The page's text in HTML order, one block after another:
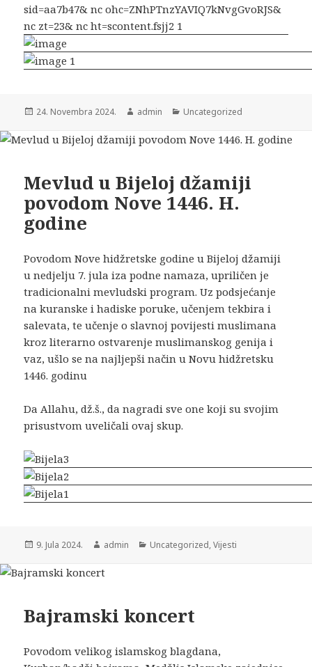
24. Novembra 2024. admin Uncategorized
Mevlud u Bijeloj džamiji
povodom Nove 1446. H.
godine
Povodom Nove hidžretske godine u Bijeloj džamiji
u nedjelju 7. jula iza podne namaza, upriličen je
tradicionalni mevludski program. Uz podsjećanje
na kuranske i hadiske poruke, učenjem tekbira i
salevata, te učenje o slavnoj povijesti muslimana
kroz literarno ostvarenje muslimanskog genija i
vaz, ušlo se na najljepši način u Novu hidžretsku
1446. godinu
Da Allahu, dž.š., da nagradi sve one koji su svojim
prisustvom uveličali ovaj skup.
9. Jula 2024. admin Uncategorized,Vijesti
Bajramski koncert
Povodom velikog islamskog blagdana,